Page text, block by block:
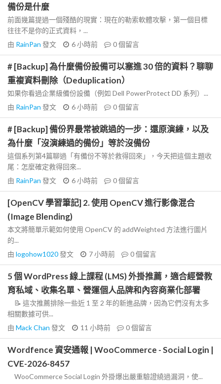
備份是什麼
前面幾篇提過一個殘酷的現實：現在的勒索軟體攻擊，第一個目標
往往不是你的正式資料，...
由 RainPan 發文 6 小時前 0個留言
# [Backup] 為什麼備份設備可以塞進 30 倍的資料？聊聊
重複資料刪除（Deduplication）
如果你看過企業級備份設備（例如 Dell PowerProtect DD 系列）...
由 RainPan 發文 6 小時前 0個留言
# [Backup] 備份界最常被跳過的一步：還原演練，以及
為什麼「沒演練過的備份」等於沒備份
這個系列第4篇聊過「有備份不等於救得回來」，今天把這個主題收
尾：怎麼確定救得回來...
由 RainPan 發文 6 小時前 0個留言
[OpenCV 學習筆記] 2. 使用 OpenCV 進行影像混合
(Image Blending)
本文將簡單示範如何使用 OpenCV 的 addWeighted 方法進行圖片
的...
由 logohow1020發文 7 小時前 0個留言
5 個 WordPress 線上課程 (LMS) 外掛推薦，適合經營教
育私域、收集名單、營運個人品牌和內容商業化部署
📝 這次推薦排除一些近 1 至 2 年的新進品牌，因為它們沒有太多
相關數據可供...
由 Mack Chan 發文 11 小時前 0個留言
Wordfence 資安通報 | WooCommerce - Social Login |
CVE-2026-8457
WooCommerce Social Login 外掛爆出嚴重驗證繞過漏洞，使...